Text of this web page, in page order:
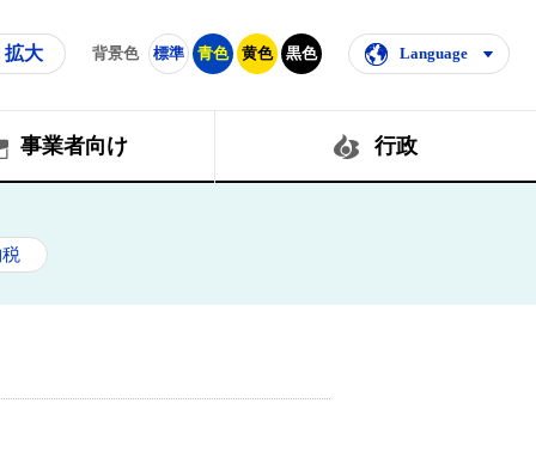
拡大 背景色 標準 青色 黄色 黒色 Language
事業者向け 行政